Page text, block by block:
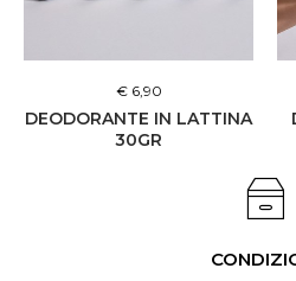
DEODORANTE IN LATTINA
30GR
€ 6,90